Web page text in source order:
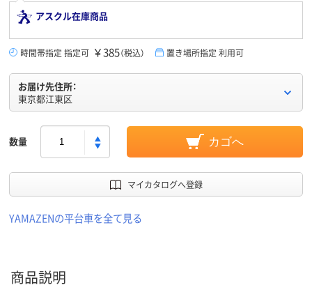
アスクル在庫商品
時間帯指定 指定可 ￥385（税込） 置き場所指定 利用可
お届け先住所：
東京都江東区
数量 カゴへ
マイカタログへ登録
YAMAZENの平台車を全て見る
商品説明